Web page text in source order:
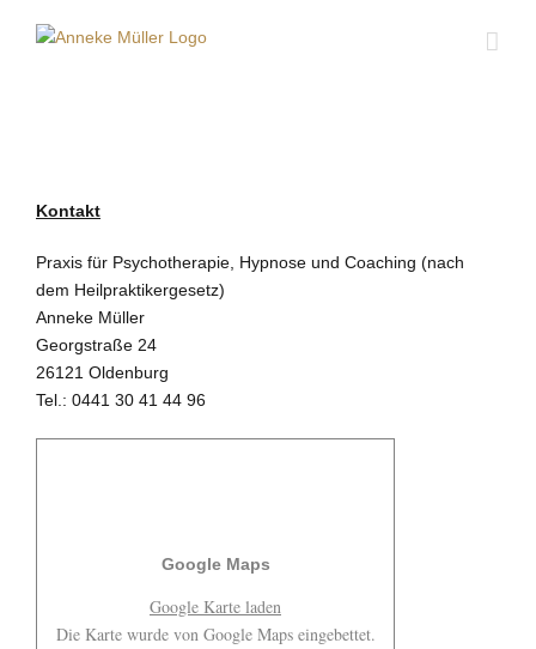
Inhalt
Kontakt
Praxis für Psychotherapie, Hypnose und Coaching (nach
dem Heilpraktikergesetz)
Anneke Müller
Georgstraße 24
26121 Oldenburg
Tel.: 0441 30 41 44 96
Google Maps
Google Karte laden
Die Karte wurde von Google Maps eingebettet.